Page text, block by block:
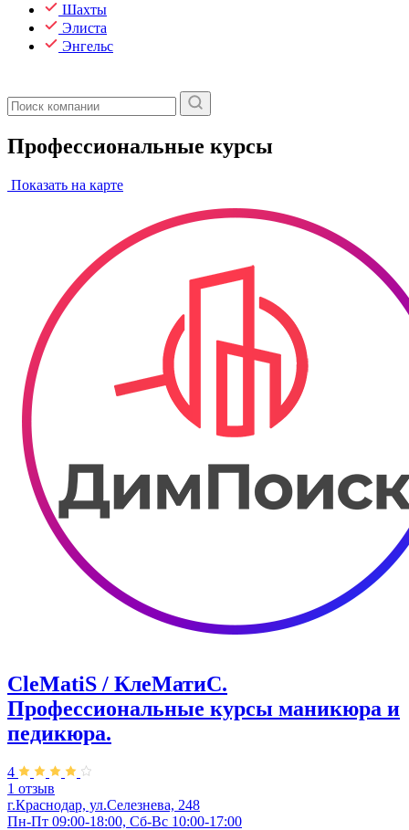
Шахты
Элиста
Энгельс
Профессиональные курсы
Показать на карте
CleMatiS / КлеМатиС.
Профессиональные курсы маникюра и
педикюра.
4
1 отзыв
г.Краснодар, ул.Селезнева, 248
Пн-Пт 09:00-18:00, Сб-Вс 10:00-17:00